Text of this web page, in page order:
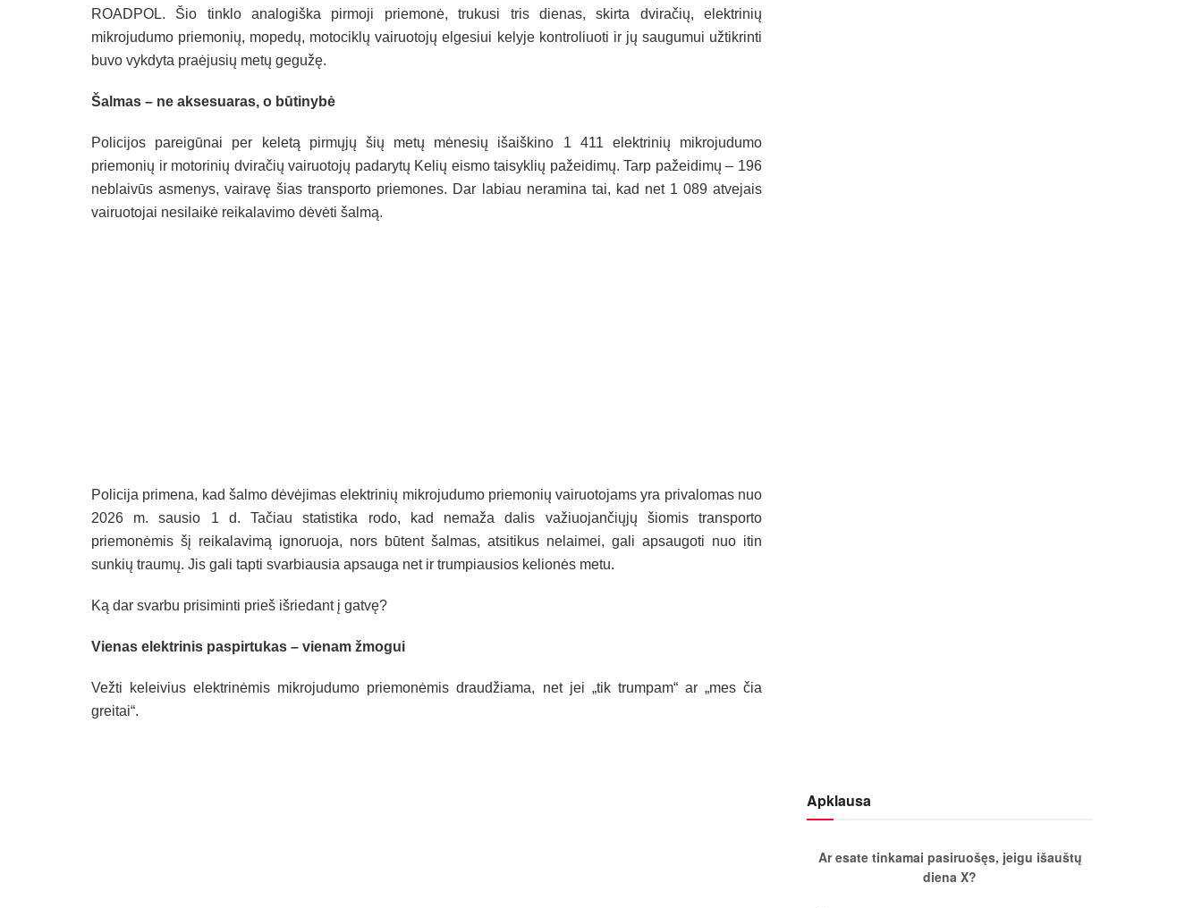
ROADPOL. Šio tinklo analogiška pirmoji priemonė, trukusi tris dienas, skirta dviračių, elektrinių
mikrojudumo priemonių, mopedų, motociklų vairuotojų elgesiui kelyje kontroliuoti ir jų saugumui užtikrinti
buvo vykdyta praėjusių metų gegužę.
Šalmas – ne aksesuaras, o būtinybė
Policijos pareigūnai per keletą pirmųjų šių metų mėnesių išaiškino 1 411 elektrinių mikrojudumo
priemonių ir motorinių dviračių vairuotojų padarytų Kelių eismo taisyklių pažeidimų. Tarp pažeidimų – 196
neblaivūs asmenys, vairavę šias transporto priemones. Dar labiau neramina tai, kad net 1 089 atvejais
vairuotojai nesilaikė reikalavimo dėvėti šalmą.
Policija primena, kad šalmo dėvėjimas elektrinių mikrojudumo priemonių vairuotojams yra privalomas nuo
2026 m. sausio 1 d. Tačiau statistika rodo, kad nemaža dalis važiuojančiųjų šiomis transporto
priemonėmis šį reikalavimą ignoruoja, nors būtent šalmas, atsitikus nelaimei, gali apsaugoti nuo itin
sunkių traumų. Jis gali tapti svarbiausia apsauga net ir trumpiausios kelionės metu.
Ką dar svarbu prisiminti prieš išriedant į gatvę?
Vienas elektrinis paspirtukas – vienam žmogui
Vežti keleivius elektrinėmis mikrojudumo priemonėmis draudžiama, net jei „tik trumpam“ ar „mes čia
greitai“.
Apklausa
Ar esate tinkamai pasiruošęs, jeigu išauštų
diena X?